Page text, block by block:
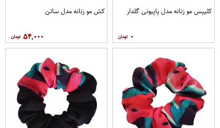
کلیپس مو زنانه مدل پاپیونی گلدار
۰
کش مو زنانه مدل ساتن
۵۴,۰۰۰